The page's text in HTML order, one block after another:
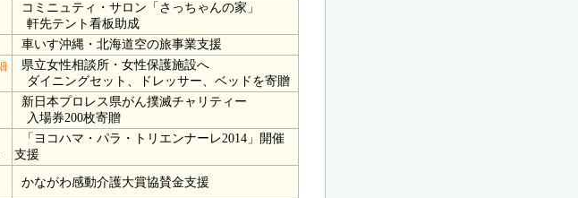
コミニュティ・サロン「さっちゃんの家」
軒先テント看板助成
車いす沖縄・北海道空の旅事業支援
県立女性相談所・女性保護施設へ
ダイニングセット、ドレッサー、ベッドを寄贈
新日本プロレス県がん撲滅チャリティー
入場券200枚寄贈
「ヨコハマ・パラ・トリエンナーレ2014」開催
支援
かながわ感動介護大賞協賛金支援